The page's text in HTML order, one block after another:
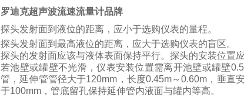
罗迪克超声波流速流量计品牌
探头发射面到液位的距离，应小于选购仪表的量程。
探头发射面到最高液位的距离，应大于选购仪表的盲区。
探头的发射面应该与液体表面保持平行。 探头的安装位置
若池壁或罐壁不光滑，仪表安装位置需离开池壁或罐壁
管，延伸管管径大于120mm ，长度0.45m～0.60m ，垂直
于100mm ，管底留孔保持延伸管内液面与罐内等高。